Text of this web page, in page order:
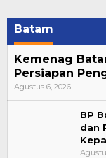
Batam
Kemenag
Persiapan
Agustus 6, 2026
BP
dan